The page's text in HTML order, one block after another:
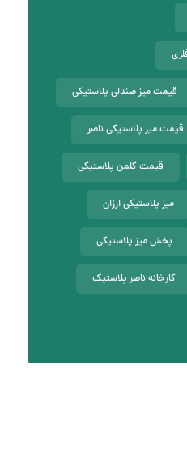
قیمت میز صندلی پلاستیکی
قیمت میز پلاستیکی ناصر
قیمت کلمن پلاستیکی
میز پلاستیکی ارزان
پخش میز پلاستیکی
کارخانه ناصر پلاستیک